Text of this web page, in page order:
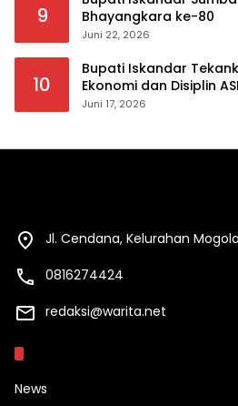
9
Bhayangkara ke-80
Juni 22, 2026
10
Bupati Iskandar
Ekonomi dan Disiplin
Pemkab Bolsel
Juni 17, 2026
Jl. Cendana, Kelurahan
0816274424
redaksi@warita.net
News